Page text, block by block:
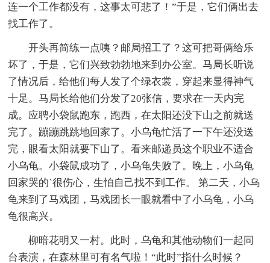
连一个工作都没有，这事太可悲了！”于是，它们俩出去
找工作了。
开头再简练一点咦？邮局招工了？这可把哥俩给乐
坏了，于是，它们兴致勃勃地来到办公室。马局长听说
了情况后，给他们每人发了个绿衣裳，穿起来显得神气
十足。马局长给他们分发了20张信，要求在一天内完
成。应聘小袋鼠跑东，跑西，在太阳还没下山之前就送
完了。蹦蹦跳跳地回家了。小乌龟忙活了一下午还没送
完，眼看太阳就要下山了。看来邮递员这个职业不适合
小乌龟。小袋鼠成功了，小乌龟失败了。晚上，小乌龟
回家哭的`很伤心，生怕自己找不到工作。 第二天，小乌
龟来到了马戏团，马戏团长一眼就看中了小乌龟，小乌
龟很高兴。
柳暗花明又一村。此时，乌龟和其他动物们一起同
台表演，在森林里可有名气啦！“此时”指什么时候？